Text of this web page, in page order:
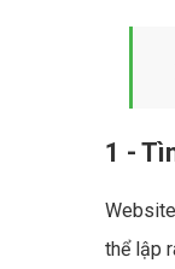
1 -
thể lập